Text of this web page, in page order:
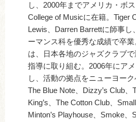
し、2000年までアメリカ・ボ
College of Musicに在籍。Tiger
Lewis、Darren Barrettに師事し
ーマンス科を優秀な成績で卒
は、日本各地のジャズクラブ
指導に取り組む。2006年にア
し、活動の拠点をニューヨーク
The Blue Note、Dizzy’s Club、
King’s、The Cotton Club、
Minton’s Playhouse、Smoke、